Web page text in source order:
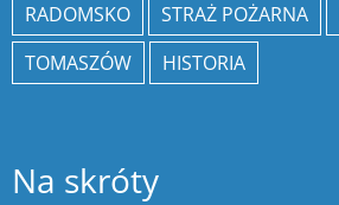
RADOMSKO
STRAŻ POŻARNA
TOMASZÓW
HISTORIA
Na skróty